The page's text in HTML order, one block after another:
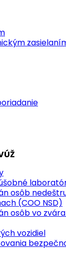
osôb
(COO NSD)
osôb vo
vozidiel